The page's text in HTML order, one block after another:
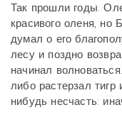
Так прошли годы.
красивого оленя, но
думал о его
лесу и поздно
начинал
либо растерзал
нибудь несчасть: